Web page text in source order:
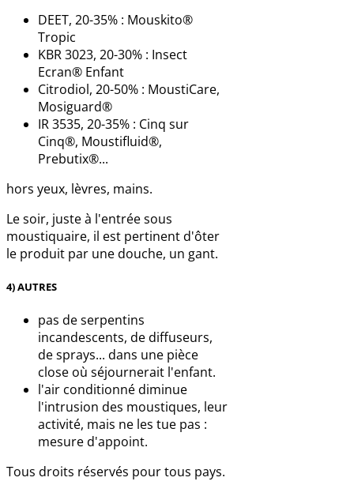
DEET, 20-35% : Mouskito®
Tropic
KBR 3023, 20-30% : Insect
Ecran® Enfant
Citrodiol, 20-50% : MoustiCare,
Mosiguard®
IR 3535, 20-35% : Cinq sur
Cinq®, Moustifluid®,
Prebutix®...
hors yeux, lèvres, mains.
Le soir, juste à l'entrée sous
moustiquaire, il est pertinent d'ôter
le produit par une douche, un gant.
4) AUTRES
pas de serpentins
incandescents, de diffuseurs,
de sprays... dans une pièce
close où séjournerait l'enfant.
l'air conditionné diminue
l'intrusion des moustiques, leur
activité, mais ne les tue pas :
mesure d'appoint.
Tous droits réservés pour tous pays.